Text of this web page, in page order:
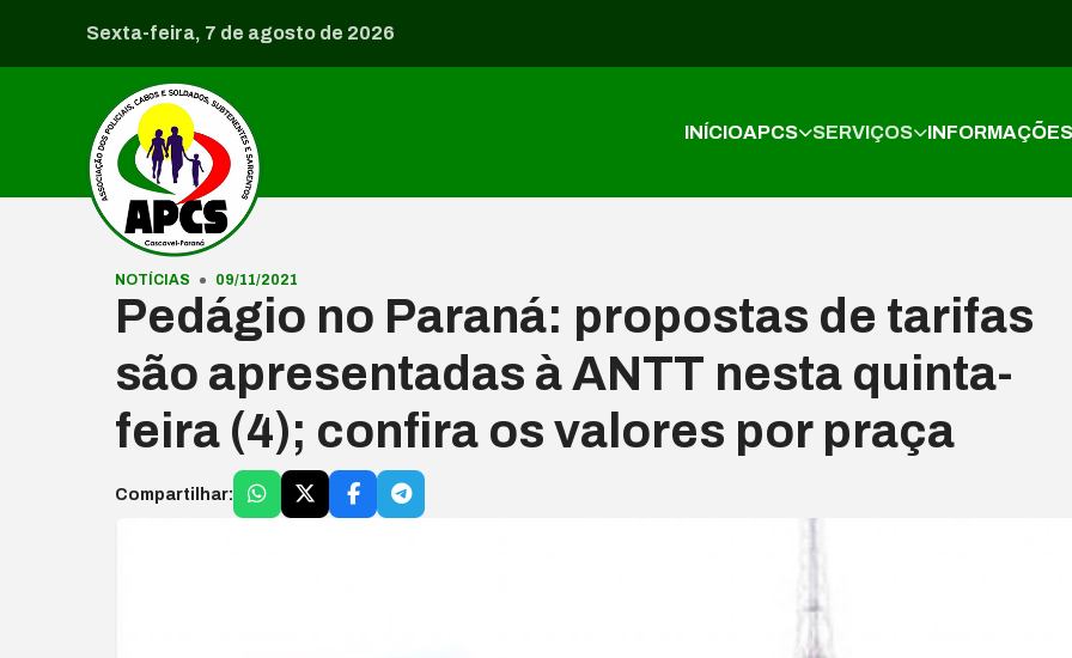
Sexta-feira, 7 de agosto de 2026
INÍCIOAPCS SERVIÇOS INFORMAÇÕES
NOTÍCIAS 09/11/2021
Pedágio no Paraná: propostas de tarifas
são apresentadas à ANTT nesta quinta-
feira (4); confira os valores por praça
Compartilhar: